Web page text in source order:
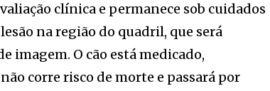
clínica e permanece sob cuidados
na região do quadril, que será
imagem. O cão está medicado,
corre risco de morte e passará por